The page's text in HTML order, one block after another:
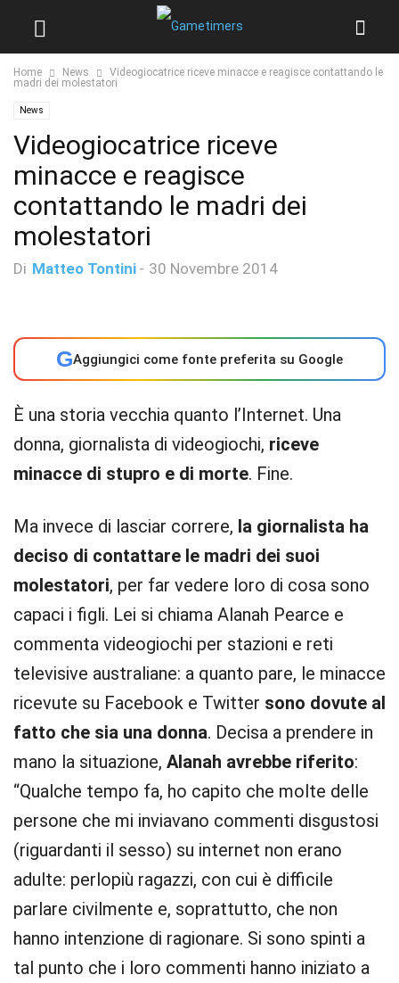
Home News
Videogiocatrice riceve minacce e reagisce contattando le
madri dei molestatori
News
Videogiocatrice riceve
minacce e reagisce
contattando le madri dei
molestatori
Di Matteo Tontini - 30 Novembre 2014
GAggiungici come fonte preferita su Google
È una storia vecchia quanto l’Internet. Una
donna, giornalista di videogiochi, riceve
minacce di stupro e di morte. Fine.
Ma invece di lasciar correre, la giornalista ha
deciso di contattare le madri dei suoi
molestatori, per far vedere loro di cosa sono
capaci i figli. Lei si chiama Alanah Pearce e
commenta videogiochi per stazioni e reti
televisive australiane: a quanto pare, le minacce
ricevute su Facebook e Twitter sono dovute al
fatto che sia una donna. Decisa a prendere in
mano la situazione, Alanah avrebbe riferito:
“Qualche tempo fa, ho capito che molte delle
persone che mi inviavano commenti disgustosi
(riguardanti il sesso) su internet non erano
adulte: perlopiù ragazzi, con cui è difficile
parlare civilmente e, soprattutto, che non
hanno intenzione di ragionare. Si sono spinti a
tal punto che i loro commenti hanno iniziato a